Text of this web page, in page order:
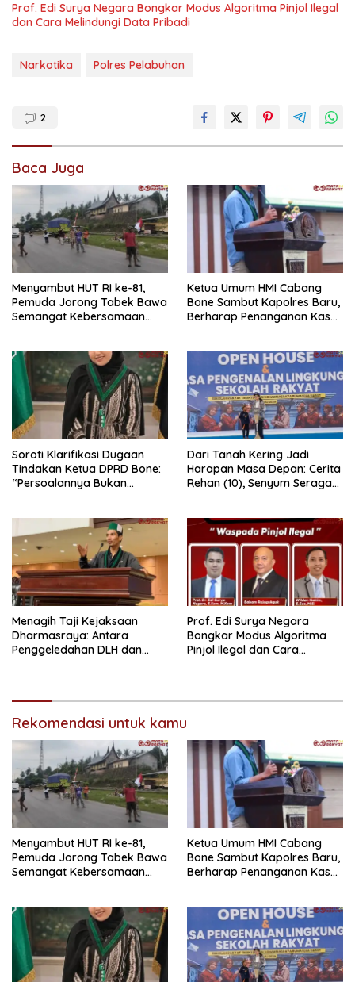
Prof. Edi Surya Negara Bongkar Modus Algoritma Pinjol Ilegal
dan Cara Melindungi Data Pribadi
Narkotika Polres Pelabuhan
2
Baca Juga
Menyambut HUT RI ke-81,
Pemuda Jorong Tabek Bawa
Semangat Kebersamaan
Ketua Umum HMI Cabang
Bone Sambut Kapolres Baru,
Berharap Penanganan Kasus
Soroti Klarifikasi Dugaan
Tindakan Ketua DPRD Bone:
“Persoalannya Bukan
Dari Tanah Kering Jadi
Harapan Masa Depan: Cerita
Rehan (10), Senyum Seragam
Menagih Taji Kejaksaan
Dharmasraya: Antara
Penggeledahan DLH dan
Prof. Edi Surya Negara
Bongkar Modus Algoritma
Pinjol Ilegal dan Cara
Rekomendasi untuk kamu
Menyambut HUT RI ke-81,
Pemuda Jorong Tabek Bawa
Semangat Kebersamaan
Ketua Umum HMI Cabang
Bone Sambut Kapolres Baru,
Berharap Penanganan Kasus